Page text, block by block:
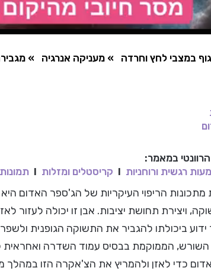
במצבי לחץ וחרדה » מעניקה אנרגיה »
במאמר:
רגשית ורוחניות קריסטלים ומזלות
הריפוי העיקריות של הג'ספר האדום
ויצירת תחושת יציבות. אבן זו יכולה לעזור
ידוע ביכולתו להגביר את התשוקה הגופנית
הממוקמת בבסיס עמוד השדרה ואחראית
כדי לאזן ולהמריץ את הצ'אקרה הזו במהלך